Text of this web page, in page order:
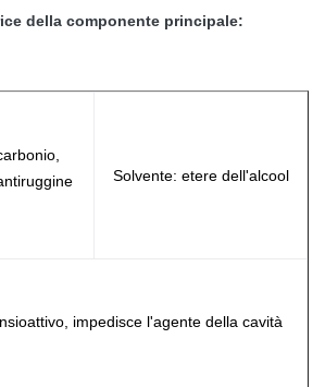
della componente principale:
Solvente: etere dell'alcool
impedisce l'agente della cavità